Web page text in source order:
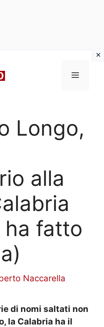
Menu
Longo,
alla
ha fatto
Naccarella
di nomi saltati non
la Calabria ha il